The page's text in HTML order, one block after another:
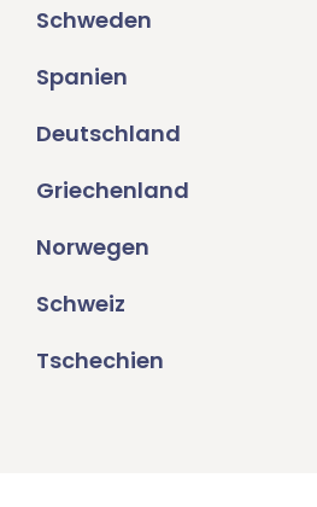
Schweden
Spanien
Deutschland
Griechenland
Norwegen
Schweiz
Tschechien